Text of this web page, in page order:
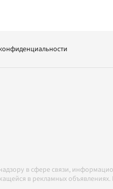
в сфере связи,
в рекламных